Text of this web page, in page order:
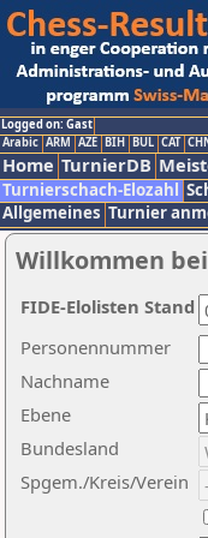
Logged on: Gast
Arabic ARM AZE BIH BUL CAT
Home TurnierDB
Turnierschach-Elozahl
Allgemeines Turnier
Willkommen
Nachname
Ebene
Personennummer
Bundesland
Spgem./Kreis/Verein
FIDE-Elolisten Stand